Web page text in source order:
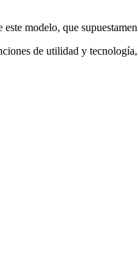
modelo, que
de utilidad y